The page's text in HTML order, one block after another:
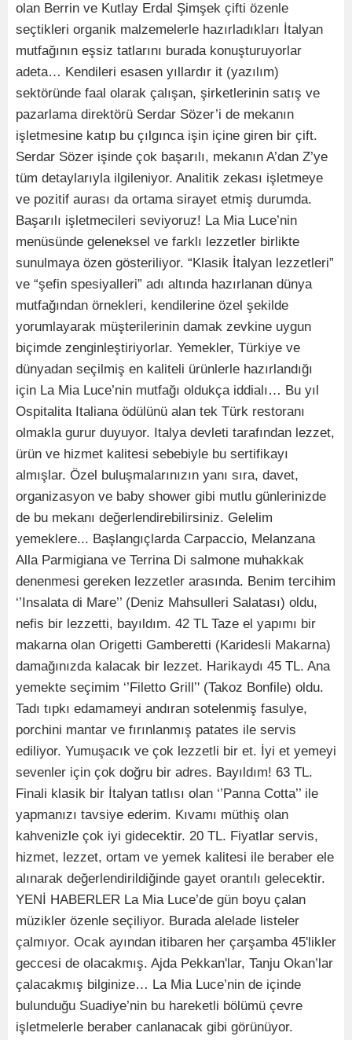
olan Berrin ve Kutlay Erdal Şimşek çifti özenle
seçtikleri organik malzemelerle hazırladıkları İtalyan
mutfağının eşsiz tatlarını burada konuşturuyorlar
adeta… Kendileri esasen yıllardır it (yazılım)
sektöründe faal olarak çalışan, şirketlerinin satış ve
pazarlama direktörü Serdar Sözer’i de mekanın
işletmesine katıp bu çılgınca işin içine giren bir çift.
Serdar Sözer işinde çok başarılı, mekanın A’dan Z’ye
tüm detaylarıyla ilgileniyor. Analitik zekası işletmeye
ve pozitif aurası da ortama sirayet etmiş durumda.
Başarılı işletmecileri seviyoruz! La Mia Luce’nin
menüsünde geleneksel ve farklı lezzetler birlikte
sunulmaya özen gösteriliyor. “Klasik İtalyan lezzetleri”
ve “şefin spesiyalleri” adı altında hazırlanan dünya
mutfağından örnekleri, kendilerine özel şekilde
yorumlayarak müşterilerinin damak zevkine uygun
biçimde zenginleştiriyorlar. Yemekler, Türkiye ve
dünyadan seçilmiş en kaliteli ürünlerle hazırlandığı
için La Mia Luce’nin mutfağı oldukça iddialı… Bu yıl
Ospitalita Italiana ödülünü alan tek Türk restoranı
olmakla gurur duyuyor. Italya devleti tarafından lezzet,
ürün ve hizmet kalitesi sebebiyle bu sertifikayı
almışlar. Özel buluşmalarınızın yanı sıra, davet,
organizasyon ve baby shower gibi mutlu günlerinizde
de bu mekanı değerlendirebilirsiniz. Gelelim
yemeklere... Başlangıçlarda Carpaccio, Melanzana
Alla Parmigiana ve Terrina Di salmone muhakkak
denenmesi gereken lezzetler arasında. Benim tercihim
‘’Insalata di Mare’’ (Deniz Mahsulleri Salatası) oldu,
nefis bir lezzetti, bayıldım. 42 TL Taze el yapımı bir
makarna olan Origetti Gamberetti (Karidesli Makarna)
damağınızda kalacak bir lezzet. Harikaydı 45 TL. Ana
yemekte seçimim ‘’Filetto Grill’' (Takoz Bonfile) oldu.
Tadı tıpkı edamameyi andıran sotelenmiş fasulye,
porchini mantar ve fırınlanmış patates ile servis
ediliyor. Yumuşacık ve çok lezzetli bir et. İyi et yemeyi
sevenler için çok doğru bir adres. Bayıldım! 63 TL.
Finali klasik bir İtalyan tatlısı olan ‘’Panna Cotta’’ ile
yapmanızı tavsiye ederim. Kıvamı müthiş olan
kahvenizle çok iyi gidecektir. 20 TL. Fiyatlar servis,
hizmet, lezzet, ortam ve yemek kalitesi ile beraber ele
alınarak değerlendirildiğinde gayet orantılı gelecektir.
YENİ HABERLER La Mia Luce’de gün boyu çalan
müzikler özenle seçiliyor. Burada alelade listeler
çalmıyor. Ocak ayından itibaren her çarşamba 45'likler
geccesi de olacakmış. Ajda Pekkan'lar, Tanju Okan’lar
çalacakmış bilginize… La Mia Luce’nin de içinde
bulunduğu Suadiye’nin bu hareketli bölümü çevre
işletmelerle beraber canlanacak gibi görünüyor.